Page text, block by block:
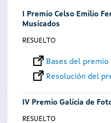
usted
aquí
I Premio Celso Emilio
Musicados
RESUELTO
Bases del premio
Resolución del
IV Premio Galicia de
RESUELTO